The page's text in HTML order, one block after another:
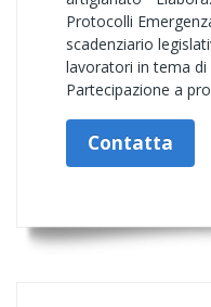
Protocolli
scadenziario
lavoratori in tema di
Partecipazione a
Contatta